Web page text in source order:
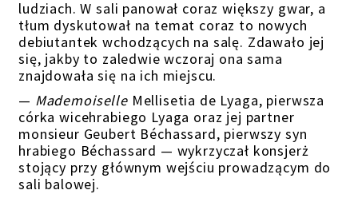
ludziach. W sali panował coraz większy gwar, a
tłum dyskutował na temat coraz to nowych
debiutantek wchodzących na salę. Zdawało jej
się, jakby to zaledwie wczoraj ona sama
znajdowała się na ich miejscu.
— MademoiselleMellisetia de Lyaga, pierwsza
córka wicehrabiego Lyaga oraz jej partner
monsieur Geubert Béchassard, pierwszy syn
hrabiego Béchassard — wykrzyczał konsjerż
stojący przy głównym wejściu prowadzącym do
sali balowej.